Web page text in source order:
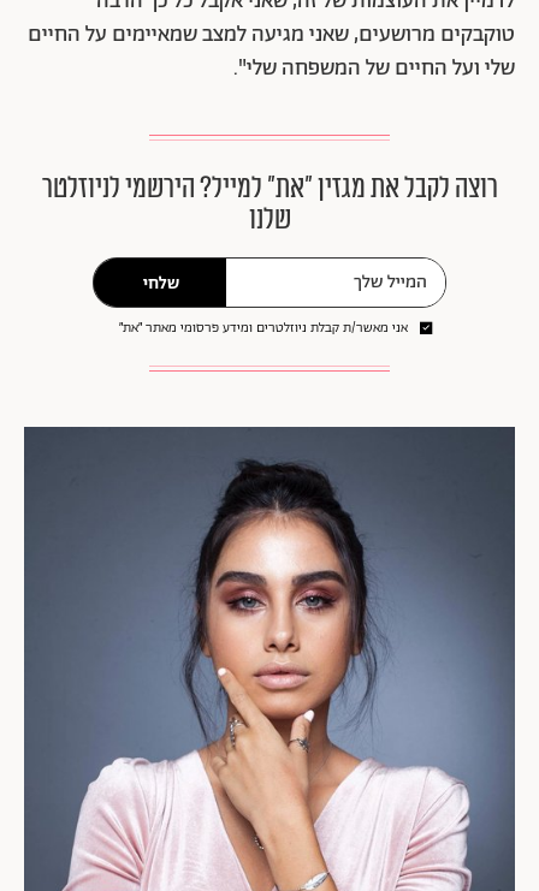
טוקבקים מרושעים, שאני מגיעה למצב שמאיימים על החיים
שלי ועל החיים של המשפחה שלי".
רוצה לקבל את מגזין ״את״ למייל? הירשמי לניוזלטר
שלנו
שלחי
אני מאשר/ת קבלת ניוזלטרים ומידע פרסומי מאתר ״את״